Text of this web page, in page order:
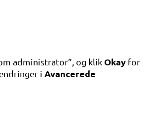
administrator”, og klik Okay for
i Avancerede